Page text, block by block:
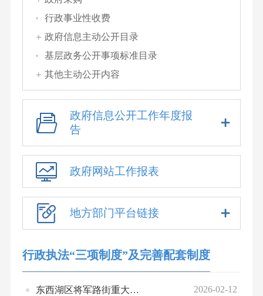
行政事业性收费
政府信息主动公开目录
基层政务公开事项标准目录
其他主动公开内容
政府信息公开工作年度报
告
政府网站工作报表
地方部门平台链接
行政执法“三项制度”及完善配套制度
东西湖区将军路街重大行政执法决定法制审核制度 2026-02-12